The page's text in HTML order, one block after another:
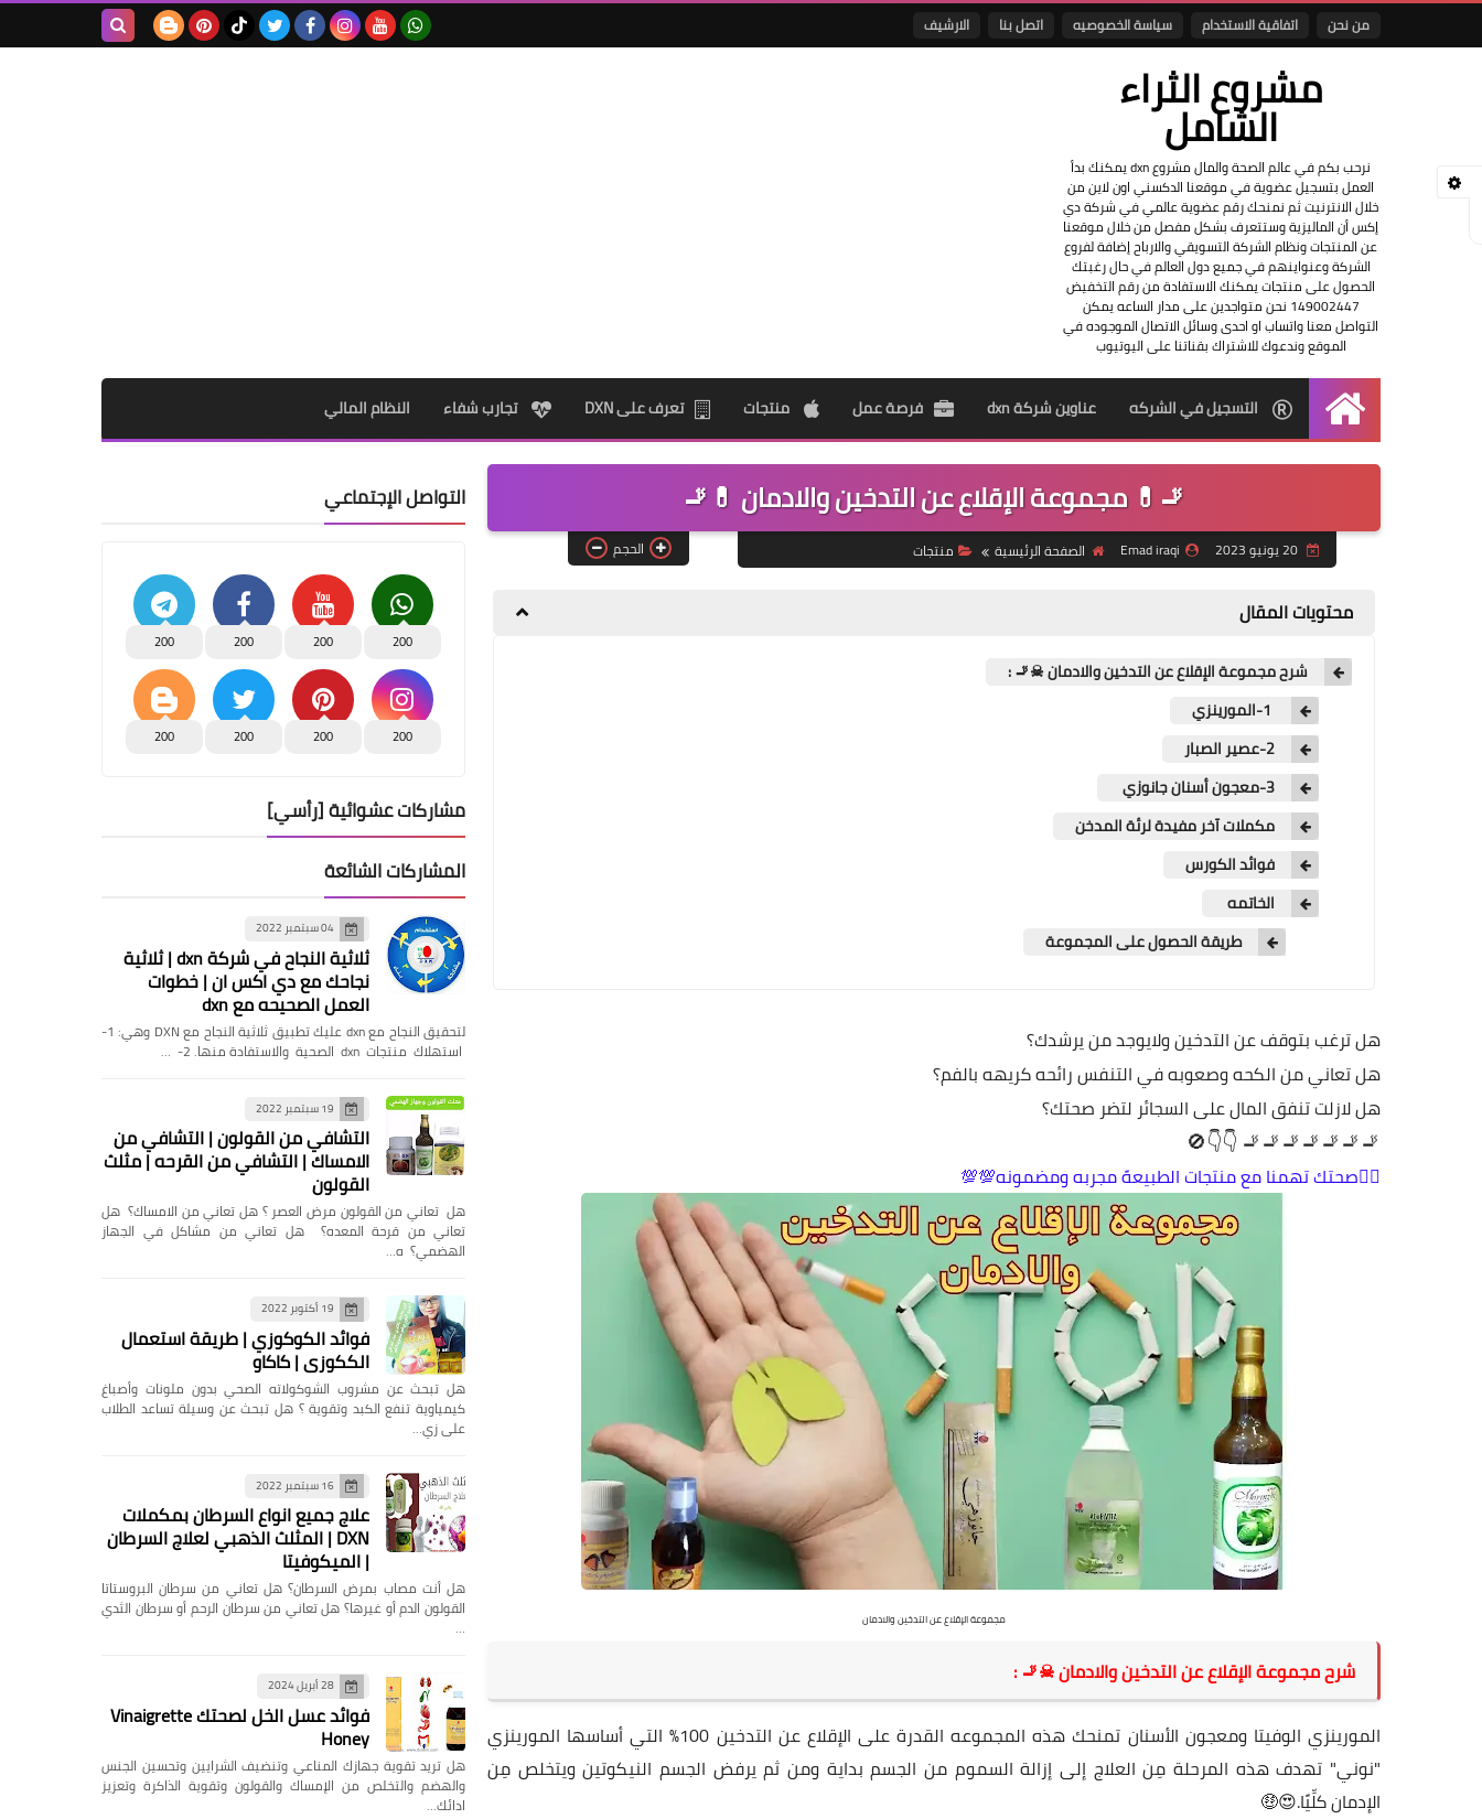
من نحن اتفاقية الاستخدام سياسة الخصوصيه اتصل بنا الارشيف
مشروع الثراء
الشامل
نرحب بكم في عالم الصحة والمال مشروع dxn يمكنك بدأ
العمل بتسجيل عضوية في موقعنا الدكسني اون لاين من
خلال الانترنيت ثم نمنحك رقم عضوية عالمي في شركة دي
إكس أن الماليزية وستتعرف بشكل مفصل من خلال موقعنا
عن المنتجات ونظام الشركة التسويقي والارباح إضافة لفروع
الشركة وعنواينهم في جميع دول العالم في حال رغبتك
الحصول على منتجات يمكنك الاستفادة من رقم التخفيض
149002447 نحن متواجدين على مدار الساعه يمكن
التواصل معنا واتساب او احدى وسائل الاتصال الموجوده في
الموقع وندعوك للاشتراك بقناتنا على اليوتيوب
الرئيسيةالتسجيل في الشركه عناوين شركة dxn فرصة عمل منتجات تعرف على DXN تجارب شفاء النظام المالي
🚬💊 مجموعة الإقلاع عن التدخين والادمان 💊🚬
20 يونيو 2023 Emad iraqi الصفحة الرئيسية منتجات الحجم
محتويات المقال
شرح مجموعة الإقلاع عن التدخين والادمان ☠🚬 :
2-عصير الصبار
3-معجون أسنان جانوزي
مكملات آخر مفيدة لرئة المدخن
فوائد الكورس
الخاتمه
طريقة الحصول على المجموعة
هل ترغب بتوقف عن التدخين ولايوجد من يرشدك؟
هل تعاني من الكحه وصعوبه في التنفس رائحه كريهه بالفم؟
هل لازلت تنفق المال على السجائر لتضر صحتك؟
🚬🚬🚬🚬🚬🚬🚬
👇👇🚫
👍🏻صحتك تهمنا مع منتجات الطبيعهً مجربه ومضمونه💯💯
مجموعة الإقلاع عن التدخين والادمان
شرح مجموعة الإقلاع عن التدخين والادمان ☠🚬 :
المورينزي الوفيتا ومعجون الأسنان تمنحك هذه المجموعه القدرة على الإقلاع عن التدخين 100٪ التي أساسها المورينزي
"نوني" تهدف هذه المرحلة مِن العلاج إلى إزالة السموم من الجسم بداية ومن ثم يرفض الجسم النيكوتين ويتخلص مِن
الإدمان كلِّيًا.😍🤑
التواصل الإجتماعي
200
200
200
200
200
200
200
200
مشاركات عشوائية [رأسي]
المشاركات الشائعة
04 سبتمبر 2022
ثلاثية النجاح في شركة dxn | ثلاثية
نجاحك مع دي اكس ان | خطوات
العمل الصحيحه مع dxn
لتحقيق النجاح مع dxn عليك تطبيق ثلاثية النجاح مع DXN وهي: 1-
استهلاك منتجات dxn الصحية والاستفادة منها. 2- …
19 سبتمبر 2022
التشافي من القولون | التشافي من
الامساك | التشافي من القرحه | مثلث
القولون
هل تعاني من القولون مرض العصر ؟ هل تعاني من الامساك؟ هل
تعاني من قرحة المعده؟ هل تعاني من مشاكل في الجهاز
الهضمي؟ ه…
19 أكتوبر 2022
فوائد الكوكوزي | طريقة استعمال
الككوزي | كاكاو
هل تبحث عن مشروب الشوكولاته الصحي بدون ملونات وأصباغ
كيمياوية تنفع الكبد وتقوية ؟ هل تبحث عن وسيلة تساعد الطلاب
على زي…
16 سبتمبر 2022
علاج جميع انواع السرطان بمكملات
DXN | المثلث الذهبي لعلاج السرطان
| الميكوفيتا
هل ‏أنت مصاب بمرض السرطان؟ هل تعاني من سرطان البروستاتا
القولون الدم أو غيرها؟ ‏هل تعاني من سرطان الرحم أو سرطان الثدي
…
28 أبريل 2024
فوائد عسل الخل لصحتك Vinaigrette
Honey
هل تريد تقوية جهازك المناعي وتنضيف الشرايين وتحسين الجنس
والهضم والتخلص من الإمساك والقولون وتقوية الذاكرة وتعزيز
ادائك…